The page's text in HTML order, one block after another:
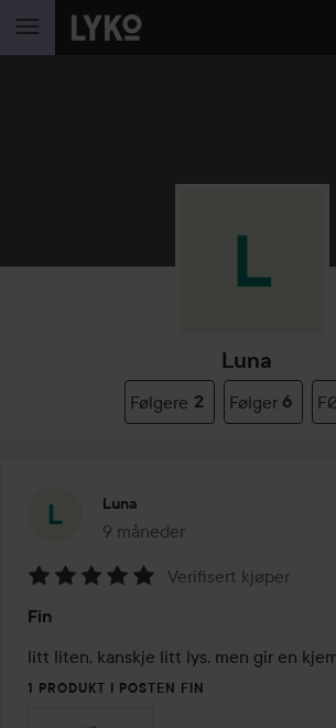
GÅ TIL INNHOLD
Luna
Følgere 2 Følger 6
Luna
9 måneder
Innlegget ble opprettet 9
5
av
5
Verifisert kjøper
Fin
litt liten, kanskje litt lys, men gir en
1 PRODUKT I POSTEN FIN